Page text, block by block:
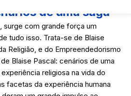
de uma saga
surge com grande força um
tudo isso. Trata-se de Blaise
Religião, e do Empreendedorismo
Blaise Pascal: cenários de uma
religiosa na vida do
facetas da experiência humana